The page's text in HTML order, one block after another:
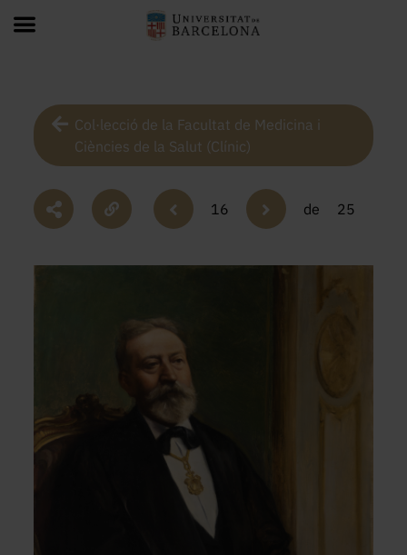
Col·lecció de la Facultat de Medicina i
Ciències de la Salut (Clínic)
16 de 25